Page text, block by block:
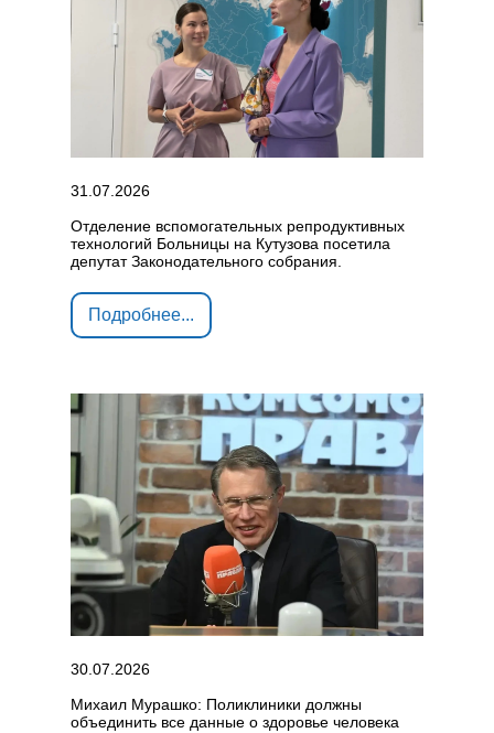
31.07.2026
Отделение вспомогательных репродуктивных
технологий Больницы на Кутузова посетила
депутат Законодательного собрания.
Подробнее...
30.07.2026
Михаил Мурашко: Поликлиники должны
объединить все данные о здоровье человека